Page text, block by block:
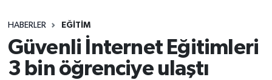
HABERLER EĞITIM
Güvenli İnternet Eğitimleri
3 bin öğrenciye ulaştı